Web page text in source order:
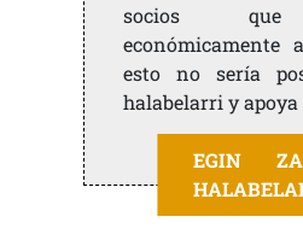
socios que
económicamente
esto no sería
halabelarri y apoya
EGIN